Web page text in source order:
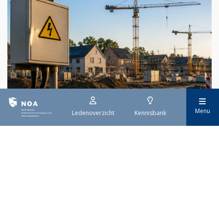
Ledenoverzicht Kennisbank Menu
29 juli 2026
Stroomaansluiting bouwprojecten